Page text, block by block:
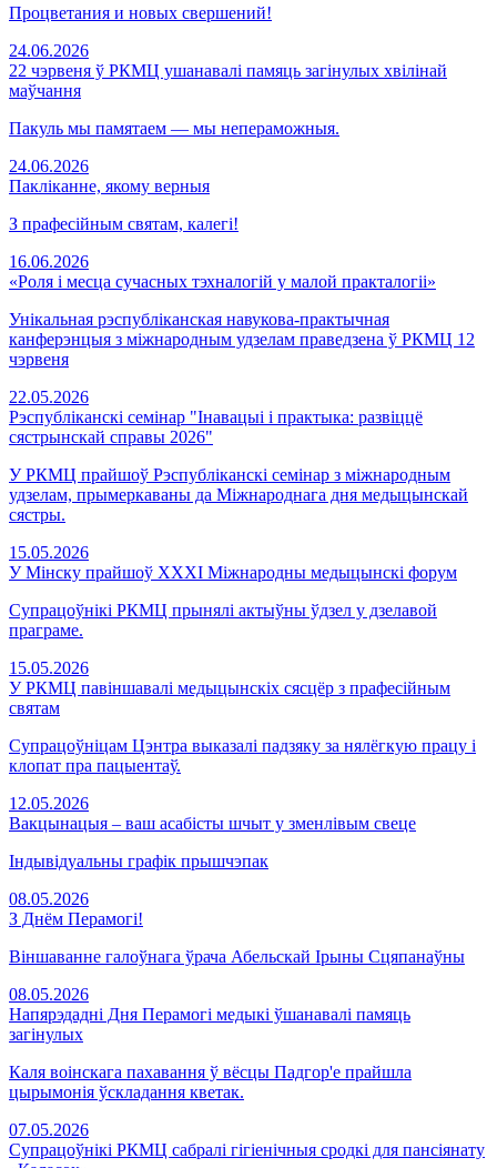
Процветания и новых свершений!
24.06.2026
22 чэрвеня ў РКМЦ ушанавалі памяць загінулых хвілінай
маўчання
Пакуль мы памятаем — мы непераможныя.
24.06.2026
Пакліканне, якому верныя
З прафесійным святам, калегі!
16.06.2026
«Роля і месца сучасных тэхналогій у малой практалогіі»
Унікальная рэспубліканская навукова-практычная
канферэнцыя з міжнародным удзелам праведзена ў РКМЦ 12
чэрвеня
22.05.2026
Рэспубліканскі семінар "Інавацыі і практыка: развіццё
сястрынскай справы 2026"
У РКМЦ прайшоў Рэспубліканскі семінар з міжнародным
удзелам, прымеркаваны да Міжнароднага дня медыцынскай
сястры.
15.05.2026
У Мінску прайшоў XXXI Міжнародны медыцынскі форум
Супрацоўнікі РКМЦ прынялі актыўны ўдзел у дзелавой
праграме.
15.05.2026
У РКМЦ павіншавалі медыцынскіх сясцёр з прафесійным
святам
Супрацоўніцам Цэнтра выказалі падзяку за нялёгкую працу і
клопат пра пацыентаў.
12.05.2026
Вакцынацыя – ваш асабісты шчыт у зменлівым свеце
Індывідуальны графік прышчэпак
08.05.2026
З Днём Перамогі!
Віншаванне галоўнага ўрача Абельскай Ірыны Сцяпанаўны
08.05.2026
Напярэдадні Дня Перамогі медыкі ўшанавалі памяць
загінулых
Каля воінскага пахавання ў вёсцы Падгор'е прайшла
цырымонія ўскладання кветак.
07.05.2026
Супрацоўнікі РКМЦ сабралі гігіенічныя сродкі для пансіянату